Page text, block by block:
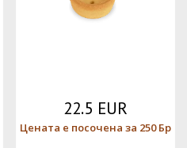
22.5 EUR
Цената е посочена за 250 Бр